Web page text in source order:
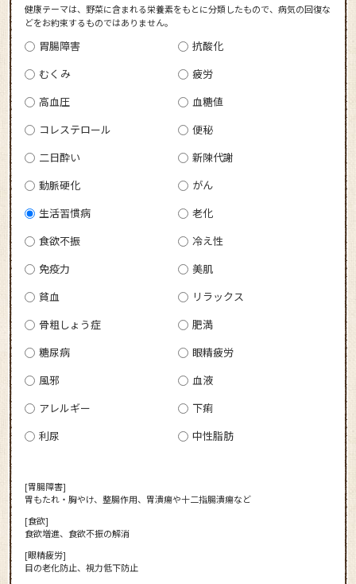
健康テーマは、野菜に含まれる栄養素をもとに分類したもので、病気の回復な
どをお約束するものではありません。
胃腸障害
抗酸化
むくみ
疲労
高血圧
血糖値
コレステロール
便秘
二日酔い
新陳代謝
動脈硬化
がん
生活習慣病
老化
食欲不振
冷え性
免疫力
美肌
貧血
リラックス
骨粗しょう症
肥満
糖尿病
眼精疲労
風邪
血液
アレルギー
下痢
利尿
中性脂肪
[胃腸障害]
胃もたれ・胸やけ、整腸作用、胃潰瘍や十二指腸潰瘍など
[食欲]
食欲増進、食欲不振の解消
[眼精疲労]
目の老化防止、視力低下防止